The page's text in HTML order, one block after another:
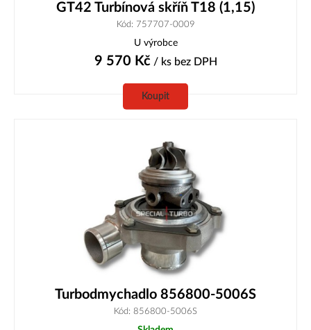
GT42 Turbínová skříň T18 (1,15)
Kód: 757707-0009
U výrobce
9 570 Kč/ ks bez DPH
Koupit
Turbodmychadlo 856800-5006S
Kód: 856800-5006S